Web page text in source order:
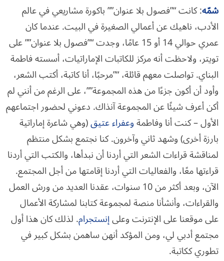
شمّه: كانت “”فصول بلا عنوان”” باكورة مشاريعي في عالم
الأدب، ناهيك عن أعمالي الصغيرة في البيت. عندما كان
عمري حوالي 14 أو 15 عامًا، وجدت “”فصول بلا عنوان”” على
تويتر، ولاحظت أنه مركز للكاتبات الإماراتيات، أسسته فاطمة
البناي. تواصلت معهم قائلة، “”مرحبًا، أنا كاتبة، أكتب الشعر،
وأود أن أكون جزءًا من هذه المجموعة””، على الرغم من أنني لم
أكن أعرف شيئًا عن المجموعة آنذاك. دعوني لحضور اجتماعهم
الأول – كنت أنا وفاطمةوعفراء عتيق(وهي شاعرة إماراتية
بارزة أخرى) وشهد ثاني وآخرون. كنا نجتمع بشكل منتظم
لمناقشة قراءات الشعر التي أردنا أن نبدأها، والكتب التي أردنا
قراءتها معًا، والفعاليات التي أردنا إقامتها من أجل المجتمع.
الآن، وبعد أكثر من 10 سنوات، عقدنا العديد من ورش العمل
والقراءات، وأنشأنا منصة لمجموعة كتابنا لمشاركة الأعمال
على موقعنا على الإنترنت وعلىإنستجرام. لذلك كان هذا أول
مجتمع أدبي لي، ومن المؤكد أنهن ساهمن بشكل كبير في
تطوري ككاتبة.